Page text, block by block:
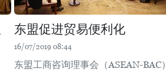
东盟促进贸易便利化
16/07/2019 08:44
东盟工商咨询理事会（ASEAN-BAC）